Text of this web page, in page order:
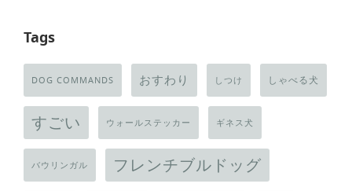
Tags
DOG COMMANDS おすわり しつけ しゃべる犬
すごい ウォールステッカー ギネス犬
バウリンガル フレンチブルドッグ